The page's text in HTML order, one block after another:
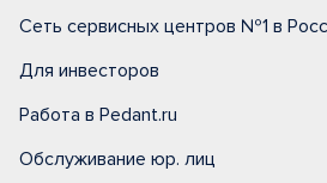
Сеть сервисных центров №1 в
Для инвесторов
Работа в Pedant.ru
Обслуживание юр. лиц